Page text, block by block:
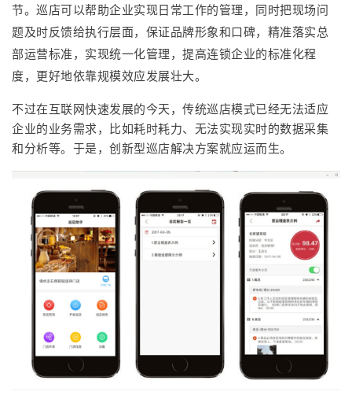
的
客
我
论
坛
的
圈
子
我
的
直
播
我
的
活
动
我
的
关
我
Programs
节。巡店可以帮助企业实现日常工作的管理，同时把现场问
题及时反馈给执行层面，保证品牌形象和口碑，精准落实总
部运营标准，实现统一化管理，提高连锁企业的标准化程
度，更好地依靠规模效应发展壮大。
不过在互联网快速发展的今天，传统巡店模式已经无法适应
企业的业务需求，比如耗时耗力、无法实现实时的数据采集
和分析等。于是，创新型巡店解决方案就应运而生。